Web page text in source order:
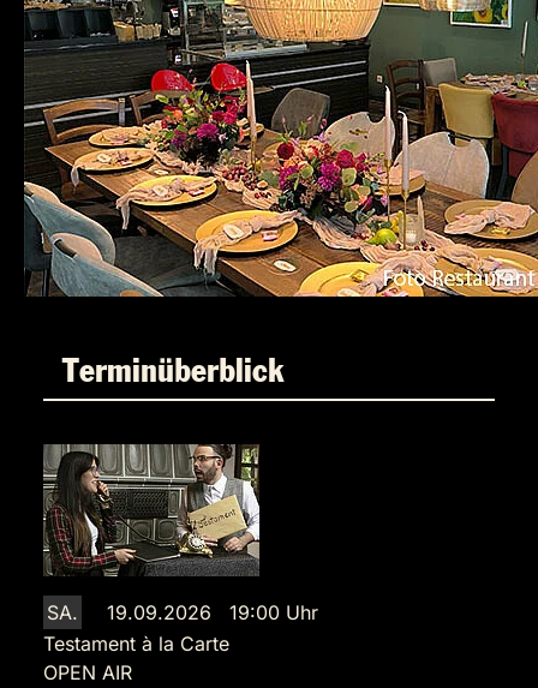
Terminüberblick
SA.
19.09.2026 19:00 Uhr
Testament à la Carte
OPEN AIR